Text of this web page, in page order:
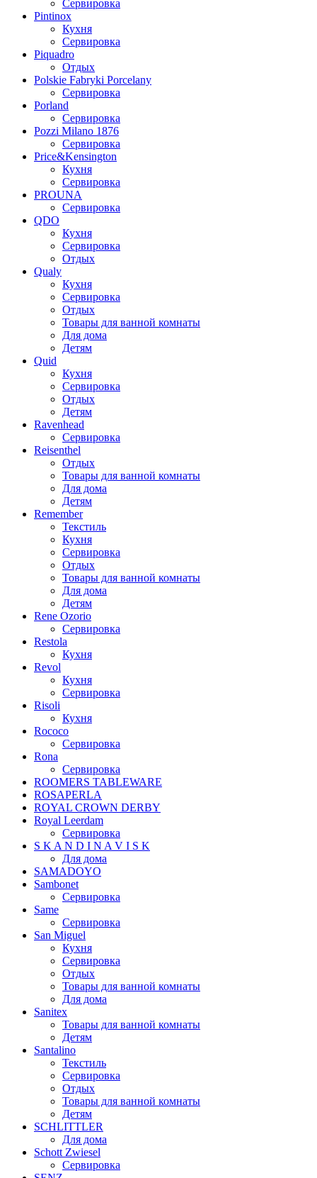
Сервировка
Pintinox
Кухня
Сервировка
Piquadro
Отдых
Polskie Fabryki Porcelany
Сервировка
Porland
Сервировка
Pozzi Milano 1876
Сервировка
Price&Kensington
Кухня
Сервировка
PROUNA
Сервировка
QDO
Кухня
Сервировка
Отдых
Qualy
Кухня
Сервировка
Отдых
Товары для ванной комнаты
Для дома
Детям
Quid
Кухня
Сервировка
Отдых
Детям
Ravenhead
Сервировка
Reisenthel
Отдых
Товары для ванной комнаты
Для дома
Детям
Remember
Текстиль
Кухня
Сервировка
Отдых
Товары для ванной комнаты
Для дома
Детям
Rene Ozorio
Сервировка
Restola
Кухня
Revol
Кухня
Сервировка
Risoli
Кухня
Rococo
Сервировка
Rona
Сервировка
ROOMERS TABLEWARE
ROSAPERLA
ROYAL CROWN DERBY
Royal Leerdam
Сервировка
S K A N D I N A V I S K
Для дома
SAMADOYO
Sambonet
Сервировка
Same
Сервировка
San Miguel
Кухня
Сервировка
Отдых
Товары для ванной комнаты
Для дома
Sanitex
Товары для ванной комнаты
Детям
Santalino
Текстиль
Сервировка
Отдых
Товары для ванной комнаты
Детям
SCHLITTLER
Для дома
Schott Zwiesel
Сервировка